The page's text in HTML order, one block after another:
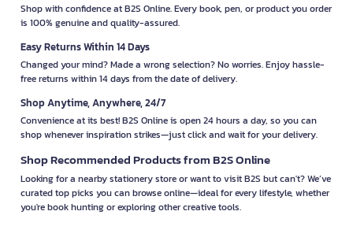
Shop with confidence at B2S Online. Every book, pen, or product you order
is 100% genuine and quality-assured.
Easy Returns Within 14 Days
Changed your mind? Made a wrong selection? No worries. Enjoy hassle-
free returns within 14 days from the date of delivery.
Shop Anytime, Anywhere, 24/7
Convenience at its best! B2S Online is open 24 hours a day, so you can
shop whenever inspiration strikes—just click and wait for your delivery.
Shop Recommended Products from B2S Online
Looking for a nearby stationery store or want to visit B2S but can't? We’ve
curated top picks you can browse online—ideal for every lifestyle, whether
you're book hunting or exploring other creative tools.